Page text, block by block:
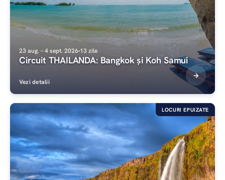
23 aug. – 4 sept. 2026 13 zile
Circuit THAILANDA: Bangkok și Koh Samui
Vezi detalii
LOCURI EPUIZATE